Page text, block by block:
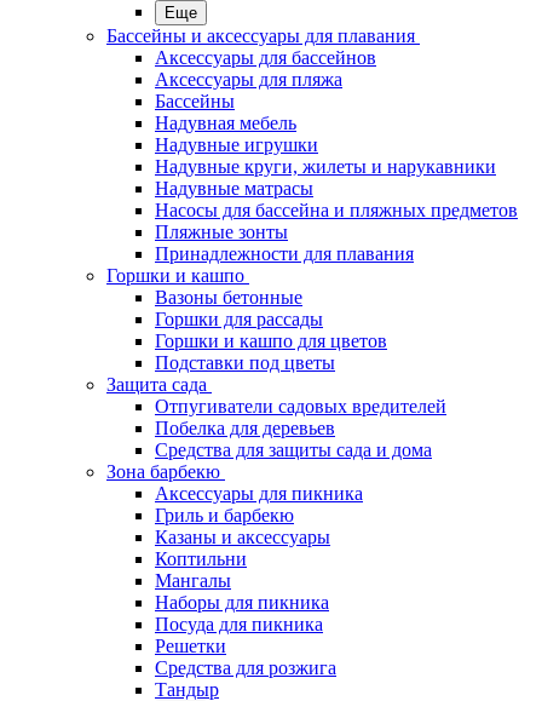
Еще
Бассейны и аксессуары для плавания
Аксессуары для бассейнов
Аксессуары для пляжа
Бассейны
Надувная мебель
Надувные игрушки
Надувные круги, жилеты и нарукавники
Надувные матрасы
Насосы для бассейна и пляжных предметов
Пляжные зонты
Принадлежности для плавания
Горшки и кашпо
Вазоны бетонные
Горшки для рассады
Горшки и кашпо для цветов
Подставки под цветы
Защита сада
Отпугиватели садовых вредителей
Побелка для деревьев
Средства для защиты сада и дома
Зона барбекю
Аксессуары для пикника
Гриль и барбекю
Казаны и аксессуары
Коптильни
Мангалы
Наборы для пикника
Посуда для пикника
Решетки
Средства для розжига
Тандыр